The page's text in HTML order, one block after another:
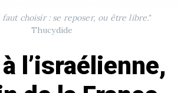
faut choisir : se reposer, ou être libre."
Thucydide
l’israélienne,